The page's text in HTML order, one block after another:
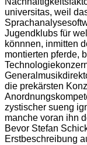
universitas, weil
Jugendklubs für
könnnen, inmitten
montierten pferde,
die prekärsten
zystischer sueng
manche voran ihn
Bevor Stefan
Erstbeschreibung